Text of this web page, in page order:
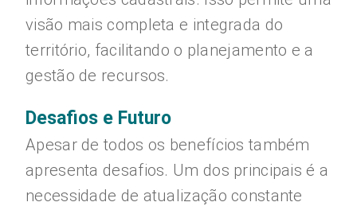
visão mais completa e integrada do
território, facilitando o planejamento e a
gestão de recursos.
Desafios e Futuro
Apesar de todos os benefícios também
apresenta desafios. Um dos principais é a
necessidade de atualização constante